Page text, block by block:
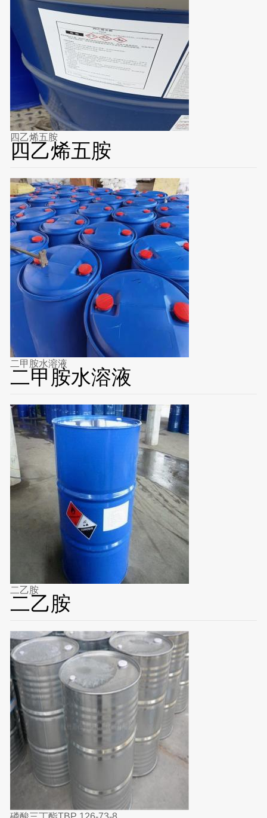
四乙烯五胺
四乙烯五胺
二甲胺水溶液
二甲胺水溶液
二乙胺
二乙胺